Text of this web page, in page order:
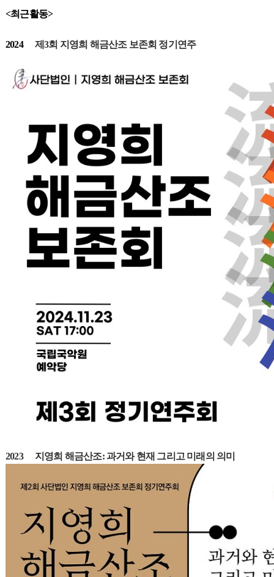
<최근활동>
2024 제3회 지영희 해금산조 보존회 정기연주
2023 지영희 해금산조: 과거와 현재 그리고 미래의 의미